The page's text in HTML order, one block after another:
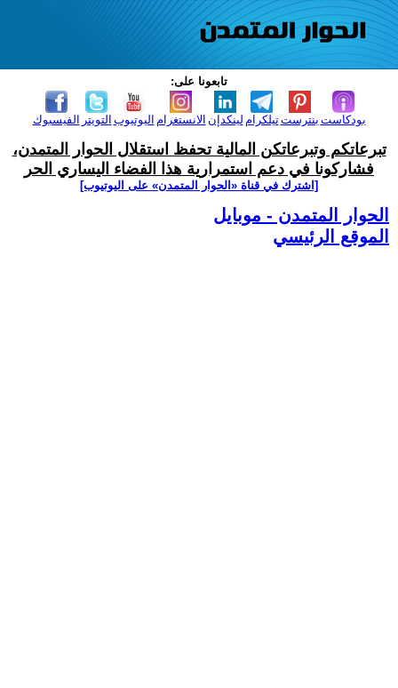
تابعونا على:
الفيسبوك التويتر اليوتيوب الانستغرام لينكدإن تيلكرامبنترست بودكاست
تبرعاتكم وتبرعاتكن المالية تحفظ استقلال الحوار المتمدن،
فشاركونا في دعم استمرارية هذا الفضاء اليساري الحر
[اشترك في قناة ‫«الحوار المتمدن» على اليوتيوب]
الحوار المتمدن - موبايل
الموقع الرئيسي